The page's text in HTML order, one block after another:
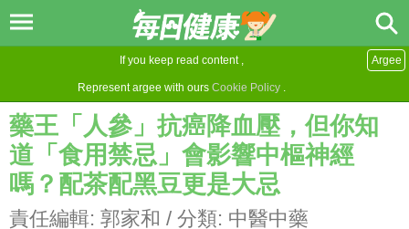
If you keep read content ,
Represent argee with ours Cookie Policy .
Argee
藥王「人參」抗癌降血壓，但你知
道「食用禁忌」會影響中樞神經
嗎？配茶配黑豆更是大忌
責任編輯: 郭家和 / 分類: 中醫中藥